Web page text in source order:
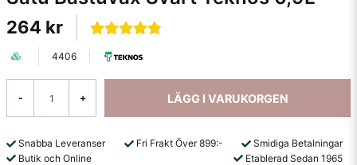
264 kr
4406
- + LÄGG I VARUKORGEN
Snabba Leveranser Fri Frakt Över 899:-
Smidiga Betalningar
Butik och Online
Etablerad Sedan 1965